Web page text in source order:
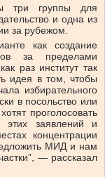
три группы для
и одна из
за рубежом.
как создание
за пределами
раз институт так
идея в том, чтобы
избирательного
в посольство или
проголосовать
заявлений и
концентрации
МИД и нам
— рассказал